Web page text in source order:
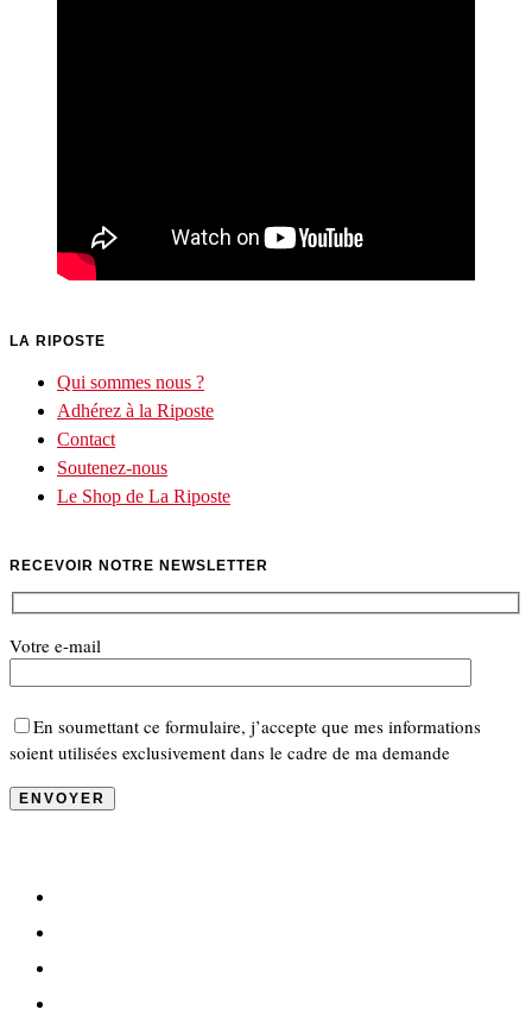
LA RIPOSTE
Qui sommes nous ?
Adhérez à la Riposte
Contact
Soutenez-nous
Le Shop de La Riposte
RECEVOIR NOTRE NEWSLETTER
Votre e-mail
En soumettant ce formulaire, j’accepte que mes informations
soient utilisées exclusivement dans le cadre de ma demande